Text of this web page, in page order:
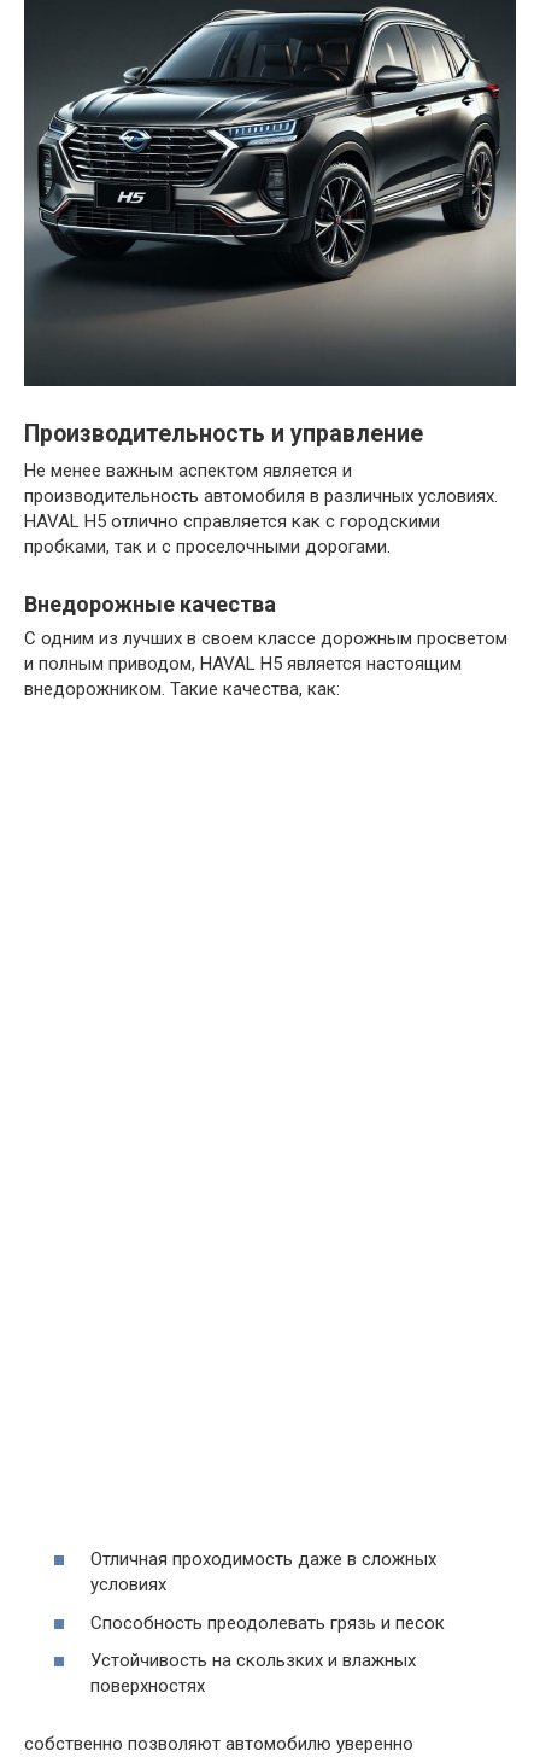
Производительность и управление
Не менее важным аспектом является и
производительность автомобиля в различных условиях.
HAVAL H5 отлично справляется как с городскими
пробками, так и с проселочными дорогами.
Внедорожные качества
С одним из лучших в своем классе дорожным просветом
и полным приводом, HAVAL H5 является настоящим
внедорожником. Такие качества, как:
Отличная проходимость даже в сложных
условиях
Способность преодолевать грязь и песок
Устойчивость на скользких и влажных
поверхностях
собственно позволяют автомобилю уверенно